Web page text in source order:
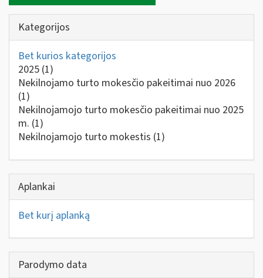
Kategorijos
Bet kurios kategorijos
2025 (1)
Nekilnojamo turto mokesčio pakeitimai nuo 2026
(1)
Nekilnojamojo turto mokesčio pakeitimai nuo 2025
m. (1)
Nekilnojamojo turto mokestis (1)
Aplankai
Bet kurį aplanką
Parodymo data